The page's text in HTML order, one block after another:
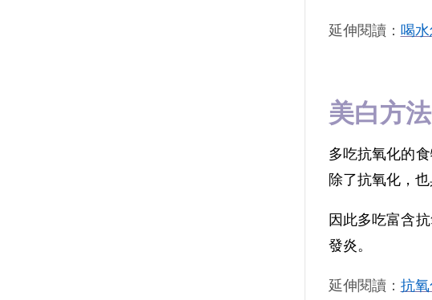
延伸閱讀： 喝
美白方
多吃抗氧化的
除了抗氧化，
因此多吃富含
發炎。
延伸閱讀： 抗